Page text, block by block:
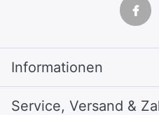
Informationen
Service, Versand &